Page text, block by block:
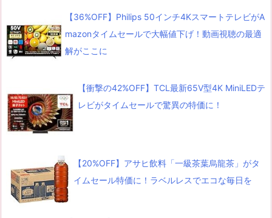
【36%OFF】Philips 50インチ4KスマートテレビがA
mazonタイムセールで大幅値下げ！動画視聴の最適
解がここに
【衝撃の42%OFF】TCL最新65V型4K MiniLEDテ
レビがタイムセールで驚異の特価に！
【20%OFF】アサヒ飲料「一級茶葉烏龍茶」がタ
イムセール特価に！ラベルレスでエコな毎日を